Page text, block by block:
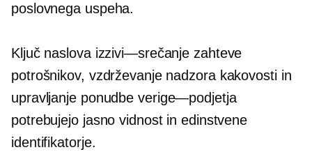
poslovnega uspeha.
Ključ naslova izzivi—srečanje zahteve
potrošnikov, vzdrževanje nadzora kakovosti in
upravljanje ponudbe verige—podjetja
potrebujejo jasno vidnost in edinstvene
identifikatorje.